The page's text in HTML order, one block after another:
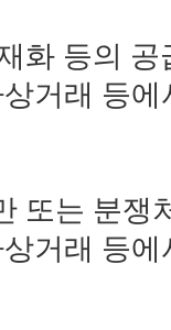
화 등의 공
거래 등
또는 분쟁
거래 등